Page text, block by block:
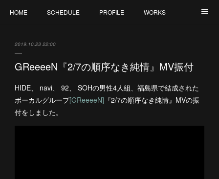
HOME SCHEDULE PROFILE WORKS
2019.10.23 22:00
GReeeeN『2/7の順序なき純情』MV振付
HIDE、 navi、 92、 SOHの男性4人組、福島県で結成された
ボーカルグループ[GReeeeN] 『2/7の順序なき純情』MVの振
付をしました。